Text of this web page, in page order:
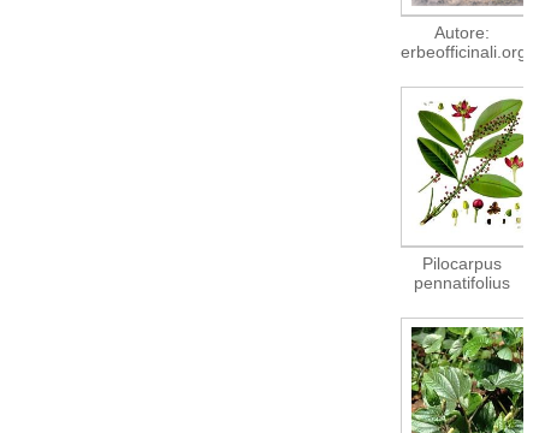
Autore:
erbeofficinali.org
Pilocarpus
pennatifolius